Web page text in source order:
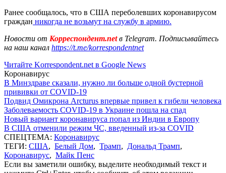
Ранее сообщалось, что в США переболевших коронавирусом
граждан никогда не возьмут на службу в армию.
Новости от Корреспондент.netв Telegram. Подписывайтесь
на наш канал https://t.me/korrespondentnet
Читайте Korrespondent.net в Google News
Коронавирус
В Минздраве сказали, нужно ли больше одной бустерной
прививки от COVID-19
Подвид Омикрона Arcturus впервые привел к гибели человека
Заболеваемость COVID-19 в Украине пошла на спад
Новый вариант коронавируса попал из Индии в Европу
В США отменили режим ЧС, введенный из-за COVID
СПЕЦТЕМА: Коронавирус
ТЕГИ: США, Белый Дом, Трамп, Дональд Трамп,
Коронавирус, Майк Пенс
Если вы заметили ошибку, выделите необходимый текст и